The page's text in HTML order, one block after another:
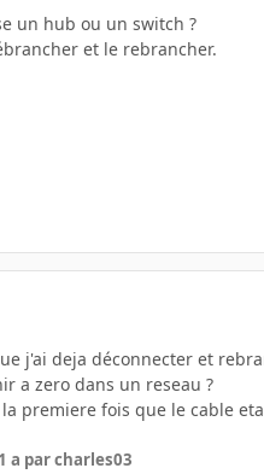
un hub ou un switch ?
et le rebrancher.
j'ai deja déconnecter et
a zero dans un reseau ?
premiere fois que le cable
a par charles03